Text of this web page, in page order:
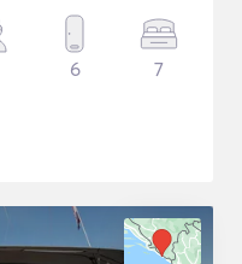
6 7